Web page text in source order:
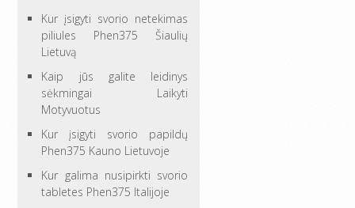
Kur įsigyti svorio netekimas
piliules Phen375 Šiaulių
Lietuvą
Kaip jūs galite leidinys
sėkmingai Laikyti
Motyvuotus
Kur įsigyti svorio papildų
Phen375 Kauno Lietuvoje
Kur galima nusipirkti svorio
tabletes Phen375 Italijoje